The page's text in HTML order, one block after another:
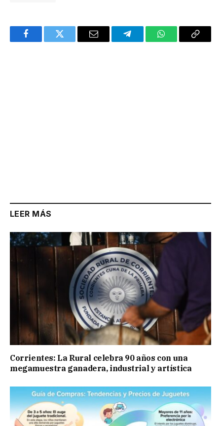
FacebookTwitter Email TelegramWhatsAppCopy
LEER MÁS
Corrientes: La Rural celebra 90 años con una
megamuestra ganadera, industrial y artística